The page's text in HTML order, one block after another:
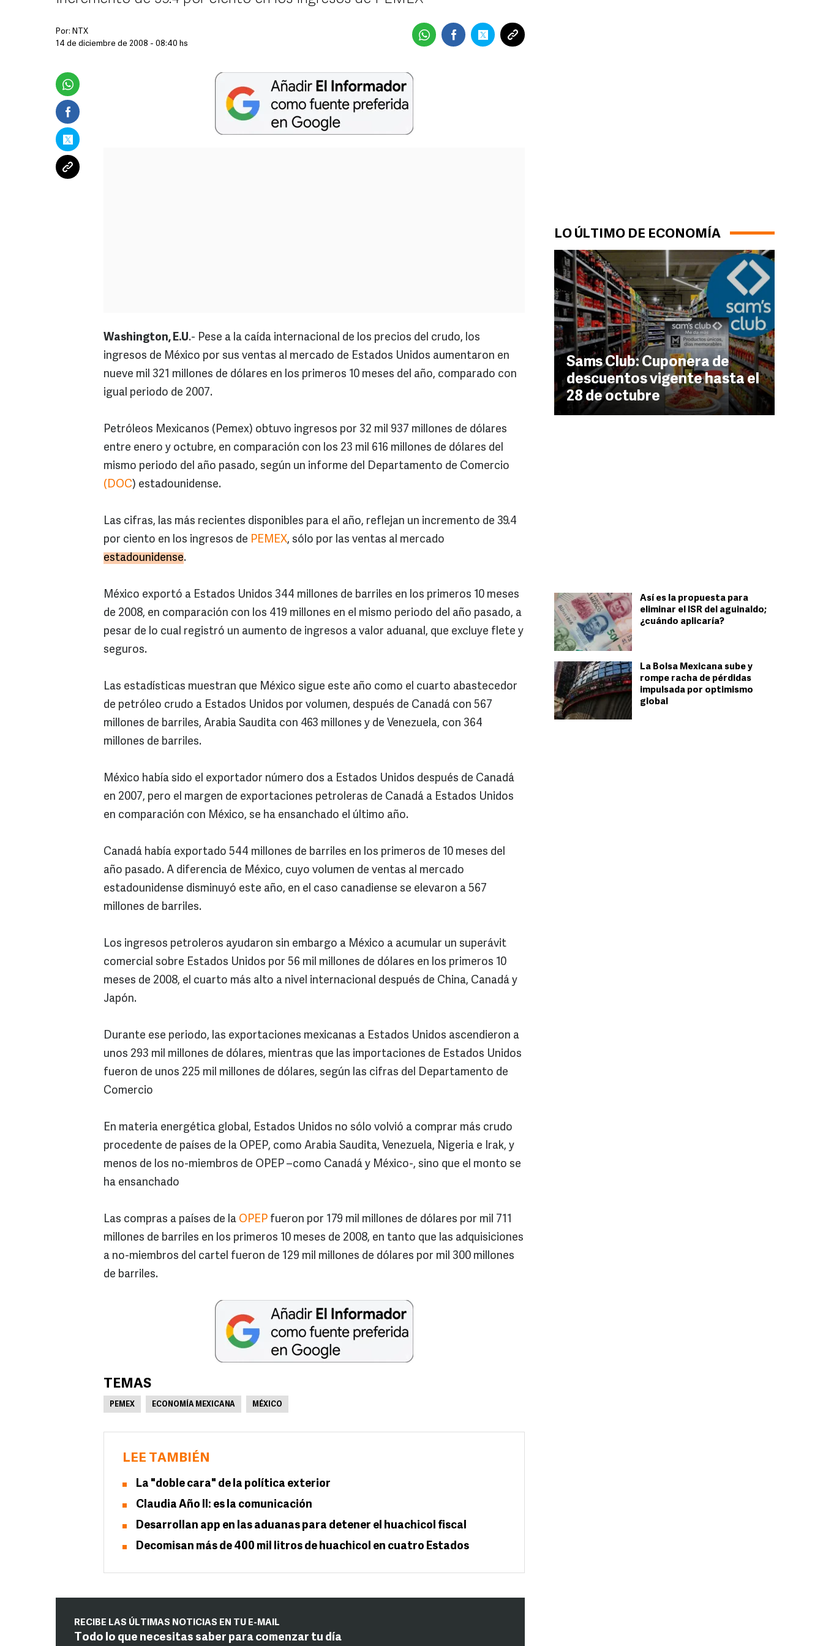
LO ÚLTIMO DE ECONOMÍA
Sams Club: Cuponera de
descuentos vigente hasta el
28 de octubre
Así es la propuesta para
eliminar el ISR del aguinaldo;
¿cuándo aplicaría?
La Bolsa Mexicana sube y
rompe racha de pérdidas
impulsada por optimismo
global
Por: NTX
14 de diciembre de 2008 - 08:40 hs
Washington, E.U.- Pese a la caída internacional de los precios del crudo, los
ingresos de México por sus ventas al mercado de Estados Unidos aumentaron en
nueve mil 321 millones de dólares en los primeros 10 meses del año, comparado con
igual periodo de 2007.
Petróleos Mexicanos (Pemex) obtuvo ingresos por 32 mil 937 millones de dólares
entre enero y octubre, en comparación con los 23 mil 616 millones de dólares del
mismo periodo del año pasado, según un informe del Departamento de Comercio
(DOC) estadounidense.
Las cifras, las más recientes disponibles para el año, reflejan un incremento de 39.4
por ciento en los ingresos de PEMEX, sólo por las ventas al mercado
estadounidense.
México exportó a Estados Unidos 344 millones de barriles en los primeros 10 meses
de 2008, en comparación con los 419 millones en el mismo periodo del año pasado, a
pesar de lo cual registró un aumento de ingresos a valor aduanal, que excluye flete y
seguros.
Las estadísticas muestran que México sigue este año como el cuarto abastecedor
de petróleo crudo a Estados Unidos por volumen, después de Canadá con 567
millones de barriles, Arabia Saudita con 463 millones y de Venezuela, con 364
millones de barriles.
México había sido el exportador número dos a Estados Unidos después de Canadá
en 2007, pero el margen de exportaciones petroleras de Canadá a Estados Unidos
en comparación con México, se ha ensanchado el último año.
Canadá había exportado 544 millones de barriles en los primeros de 10 meses del
año pasado. A diferencia de México, cuyo volumen de ventas al mercado
estadounidense disminuyó este año, en el caso canadiense se elevaron a 567
millones de barriles.
Los ingresos petroleros ayudaron sin embargo a México a acumular un superávit
comercial sobre Estados Unidos por 56 mil millones de dólares en los primeros 10
meses de 2008, el cuarto más alto a nivel internacional después de China, Canadá y
Japón.
Durante ese periodo, las exportaciones mexicanas a Estados Unidos ascendieron a
unos 293 mil millones de dólares, mientras que las importaciones de Estados Unidos
fueron de unos 225 mil millones de dólares, según las cifras del Departamento de
Comercio
En materia energética global, Estados Unidos no sólo volvió a comprar más crudo
procedente de países de la OPEP, como Arabia Saudita, Venezuela, Nigeria e Irak, y
menos de los no-miembros de OPEP –como Canadá y México-, sino que el monto se
ha ensanchado
Las compras a países de la OPEP fueron por 179 mil millones de dólares por mil 711
millones de barriles en los primeros 10 meses de 2008, en tanto que las adquisiciones
a no-miembros del cartel fueron de 129 mil millones de dólares por mil 300 millones
de barriles.
TEMAS
PEMEX ECONOMÍA MEXICANA MÉXICO
LEE TAMBIÉN
La "doble cara" de la política exterior
Claudia Año II: es la comunicación
Desarrollan app en las aduanas para detener el huachicol fiscal
Decomisan más de 400 mil litros de huachicol en cuatro Estados
RECIBE LAS ÚLTIMAS NOTICIAS EN TU E-MAIL
Todo lo que necesitas saber para comenzar tu día